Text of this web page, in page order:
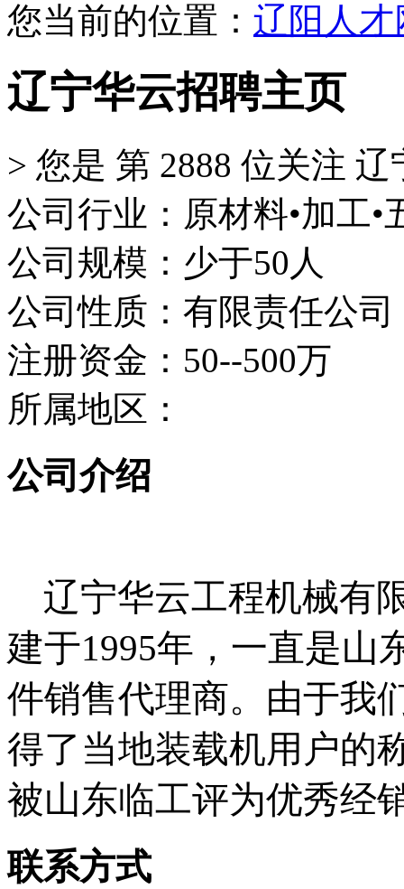
您当前的位置： 辽阳人才
辽宁华云招聘主页
> 您是 第 2888 位关注 辽
公司行业：原材料•加工•
公司规模：少于50人
公司性质：有限责任公司
注册资金：50--500万
所属地区：
公司介绍
辽宁华云工程机械有
建于1995年，一直是山
件销售代理商。由于我
得了当地装载机用户的
被山东临工评为优秀经
联系方式